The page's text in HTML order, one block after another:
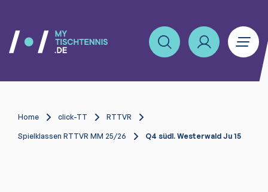
Home click-TT RTTVR
Spielklassen RTTVR MM 25/26 Q4 südl. Westerwald Ju 15